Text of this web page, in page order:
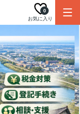
お気に入り
0